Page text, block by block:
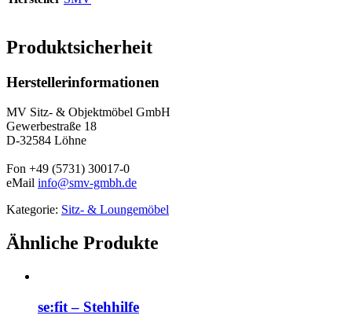
Produktsicherheit
Herstellerinformationen
MV Sitz- & Objektmöbel GmbH
Gewerbestraße 18
D-32584 Löhne
Fon +49 (5731) 30017-0
eMail info@smv-gmbh.de
Kategorie: Sitz- & Loungemöbel
Ähnliche Produkte
se:fit – Stehhilfe